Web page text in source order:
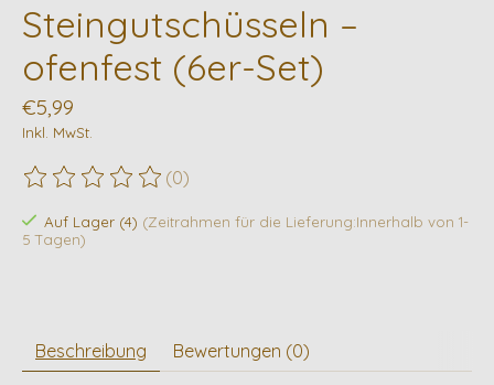
Steingutschüsseln –
ofenfest (6er-Set)
€5,99
Inkl. MwSt.
Die Bewertung dieses Produkts ist
(0)
Auf Lager (4) (Zeitrahmen für die Lieferung:Innerhalb von 1-
5 Tagen)
Beschreibung Bewertungen (0)